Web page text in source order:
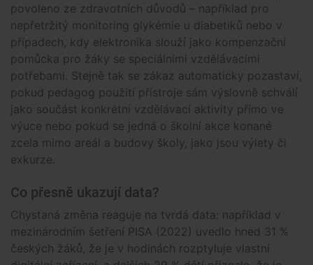
povoleno ze zdravotních důvodů – například pro
nepřetržitý monitoring glykémie u diabetiků nebo v
případech, kdy elektronika slouží jako kompenzační
pomůcka pro žáky se speciálními vzdělávacími
potřebami. Stejně tak se zákaz automaticky pozastaví,
pokud pedagog použití přístroje sám výslovně schválí
jako součást konkrétní vzdělávací aktivity přímo ve
výuce nebo pokud se jedná o školní akce konané
zcela mimo areál a budovy školy, jako jsou výlety či
exkurze.
Co přesně ukazují data?
Chystaná změna reaguje na tvrdá data: například v
mezinárodním šetření PISA (2022) uvedlo hned 31 %
českých žáků, že je v hodinách rozptyluje vlastní